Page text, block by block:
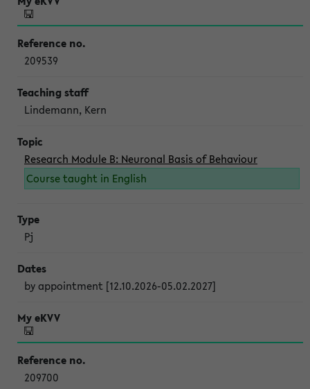
209539
Lindemann, Kern
Research Module B: Neuronal Basis of Behaviour
Course taught in English
Pj
by appointment [12.10.2026-05.02.2027]
209700